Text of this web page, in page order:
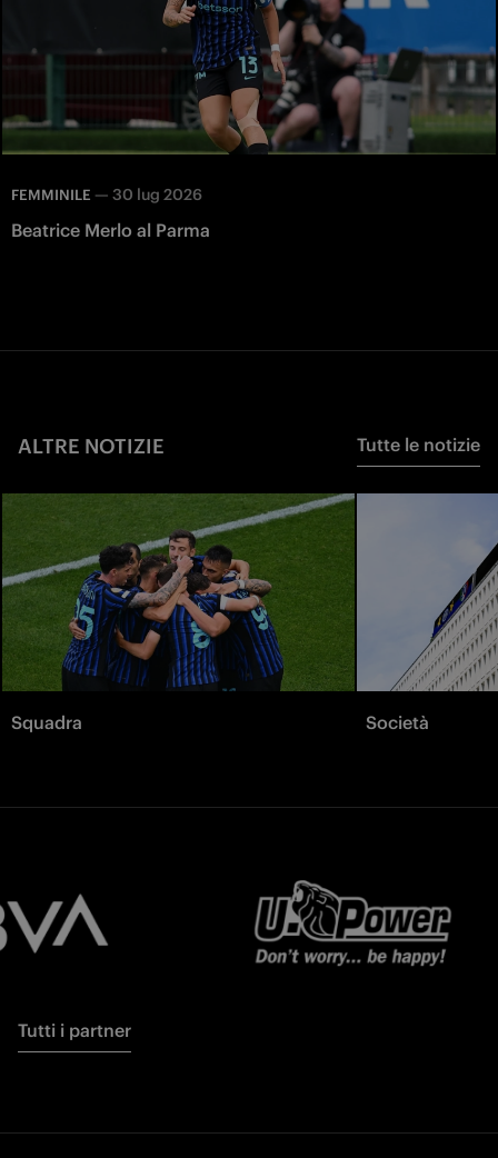
FEMMINILE — 30 lug 2026
Beatrice Merlo al Parma
ALTRE NOTIZIE Tutte le notizie
Squadra Società
Tutti i partner